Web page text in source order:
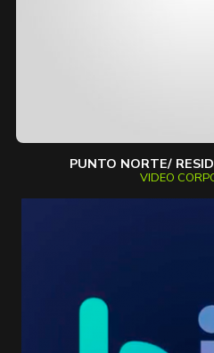
PUNTO NORTE/
VIDEO